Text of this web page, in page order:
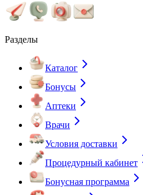
Разделы
Каталог
Бонусы
Аптеки
Врачи
Условия доставки
Процедурный кабинет
Бонусная программа